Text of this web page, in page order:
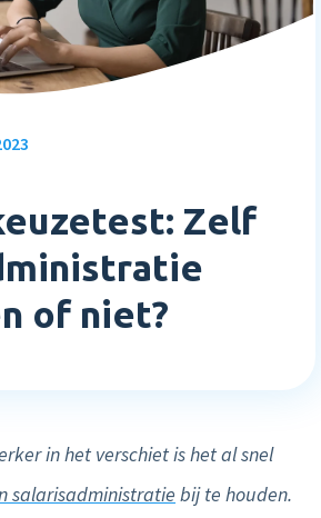
Plan een demo
Zelf
of niet?
in het verschiet is het al snel
salarisadministratie bij te houden.